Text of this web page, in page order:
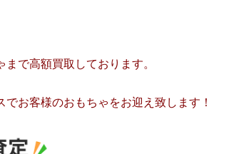
で高額買取しております。
お客様のおもちゃをお迎え致します！